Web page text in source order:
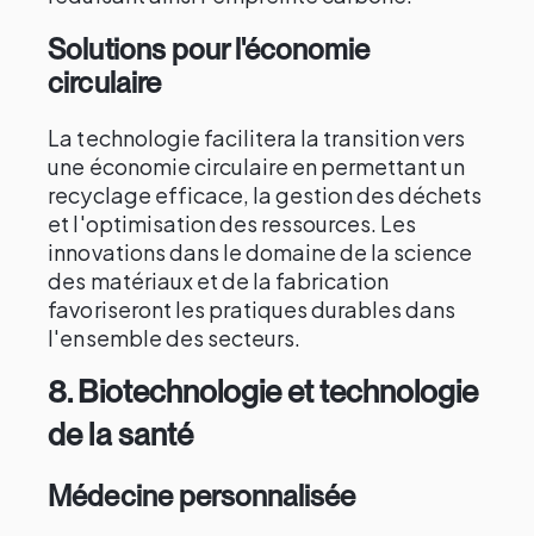
Solutions pour l'économie
circulaire
La technologie facilitera la transition vers
une économie circulaire en permettant un
recyclage efficace, la gestion des déchets
et l'optimisation des ressources. Les
innovations dans le domaine de la science
des matériaux et de la fabrication
favoriseront les pratiques durables dans
l'ensemble des secteurs.
8.Biotechnologie et technologie
de la santé
Médecine personnalisée